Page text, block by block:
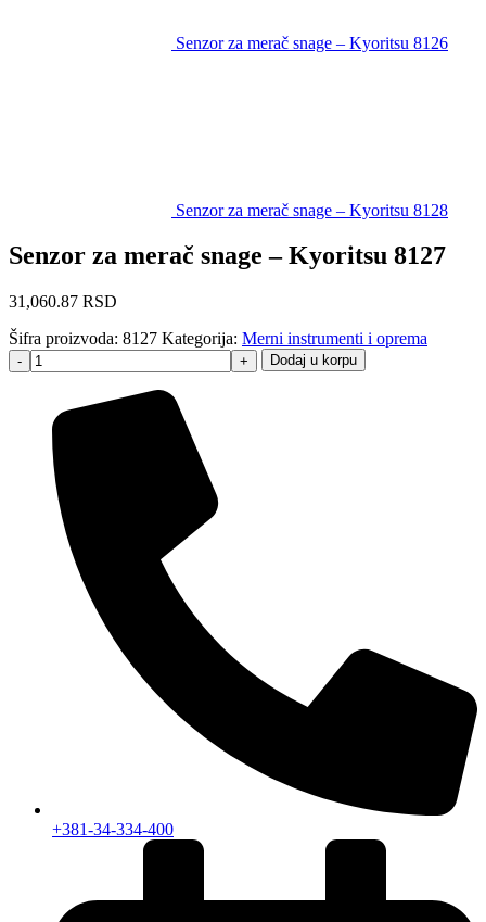
Senzor za merač snage – Kyoritsu 8126
Senzor za merač snage – Kyoritsu 8128
Senzor za merač snage – Kyoritsu 8127
31,060.87 RSD
Šifra proizvoda: 8127 Kategorija: Merni instrumenti i oprema
- + Dodaj u korpu
+381-34-334-400